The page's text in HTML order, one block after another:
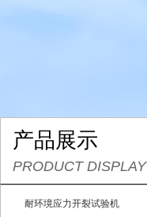
产品展示
PRODUCT DISPLAY
耐环境应力开裂试验机